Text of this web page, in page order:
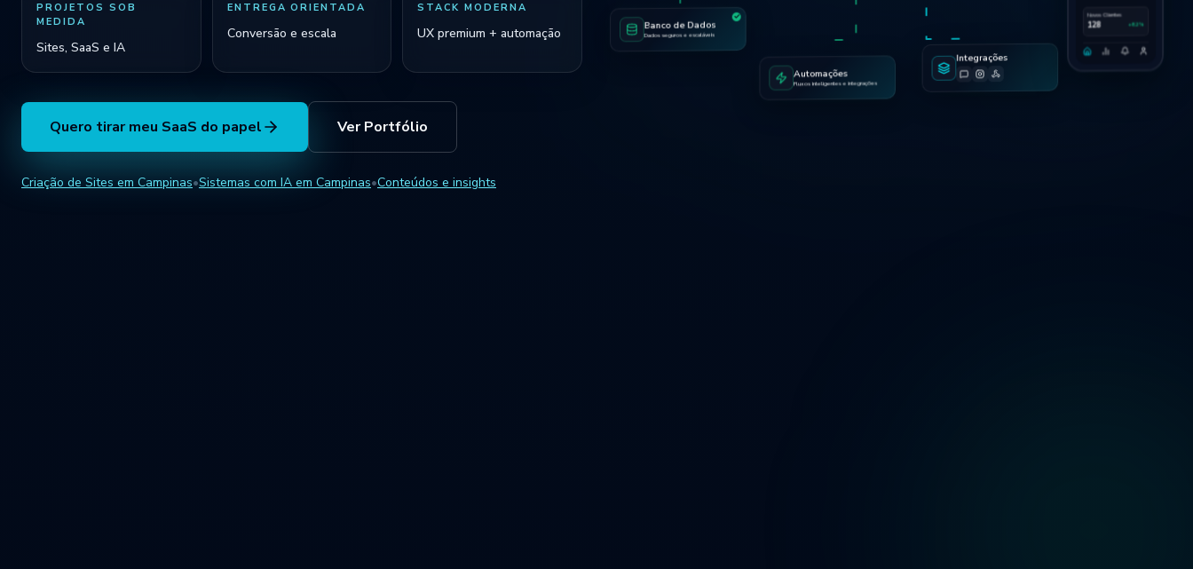
PROJETOS SOB
MEDIDA
Sites, SaaS e IA
ENTREGA ORIENTADA
Conversão e escala
STACK MODERNA
UX premium + automação
Quero tirar meu SaaS do papel Ver Portfólio
Criação de Sites em Campinas•Sistemas com IA em Campinas•Conteúdos e insights
Banco de Dados
Automações
Fluxos inteligentes e integrações
Integrações
Novos Clientes
128 +8.2%